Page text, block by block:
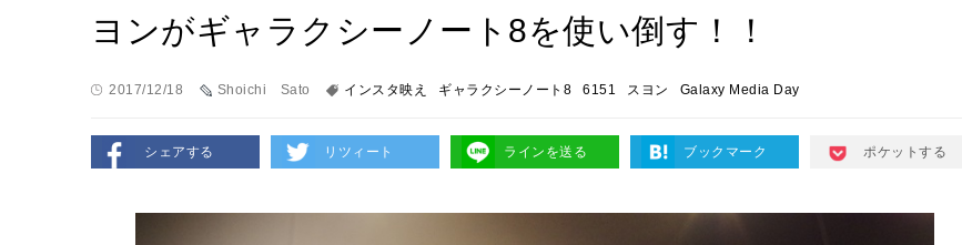
ヨンがギャラクシーノート8を使い倒す！！
2017/12/18 Shoichi Sato インスタ映え ギャラクシーノート8 6151 スヨン Galaxy Media Day
シェアする リツィート ラインを送る ブックマーク ポケットする